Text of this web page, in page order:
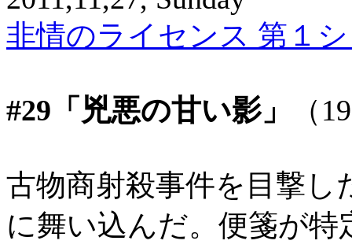
非情のライセンス 第１
#29「兇悪の甘い影」 （
古物商射殺事件を目撃し
に舞い込んだ。便箋が